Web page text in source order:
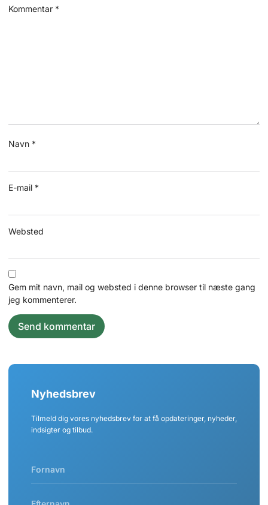
Kommentar *
Navn *
E-mail *
Websted
Gem mit navn, mail og websted i denne browser til næste gang
jeg kommenterer.
Nyhedsbrev
Tilmeld dig vores nyhedsbrev for at få opdateringer, nyheder,
indsigter og tilbud.